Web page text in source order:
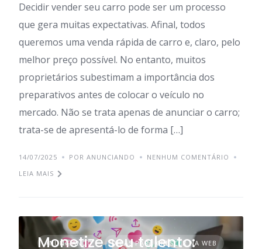
Decidir vender seu carro pode ser um processo
que gera muitas expectativas. Afinal, todos
queremos uma venda rápida de carro e, claro, pelo
melhor preço possível. No entanto, muitos
proprietários subestimam a importância dos
preparativos antes de colocar o veículo no
mercado. Não se trata apenas de anunciar o carro;
trata-se de apresentá-lo de forma […]
14/07/2025 POR ANUNCIANDO
NENHUM COMENTÁRIO
LEIA MAIS
ANUNCIANDO DICAS PARA CRESCER NA WEB
Monetize seu talento: